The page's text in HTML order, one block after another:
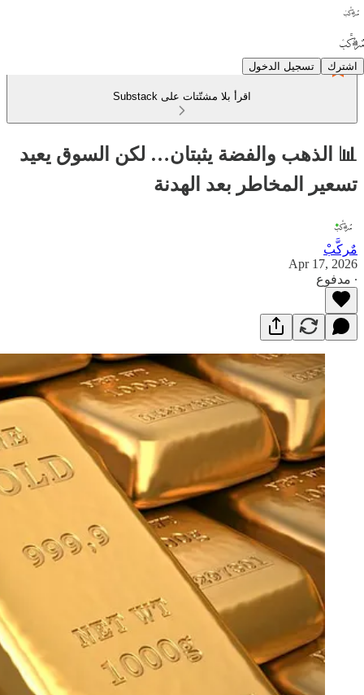
اشترك تسجيل الدخول
اقرأ بلا مشتّتات على Substack
📊 الذهب والفضة يثبتان… لكن السوق يعيد
تسعير المخاطر بعد الهدنة
مٌركَّبْ
Apr 17, 2026
∙ مدفوع